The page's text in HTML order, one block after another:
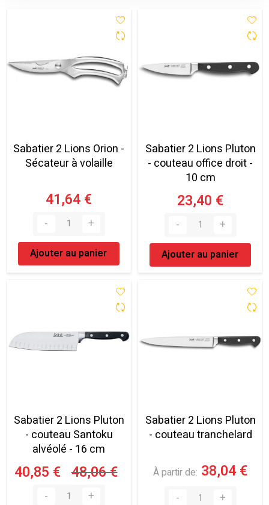
Sabatier 2 Lions Orion -
Sécateur à volaille
41,64 €
Ajouter au panier
Sabatier 2 Lions Pluton
- couteau office droit -
10 cm
23,40 €
Ajouter au panier
Sabatier 2 Lions Pluton
- couteau Santoku
alvéolé - 16 cm
40,85 € 48,06 €
Sabatier 2 Lions Pluton
- couteau tranchelard
À partir de 38,04 €